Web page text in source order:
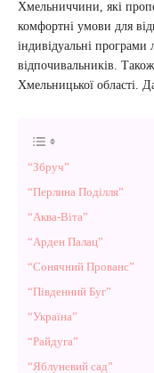
Хмельниччини, які
комфортні умови для
індивідуальні
відпочивальників.
Хмельницької області.
“Збруч”
“Перлина Поділля”
“Аква-Віта”
“Арден Палац”
“Сонячний Прованс”
“Південний Буг”
“Україна”
“Райдуга”
“Яблуневий сад”